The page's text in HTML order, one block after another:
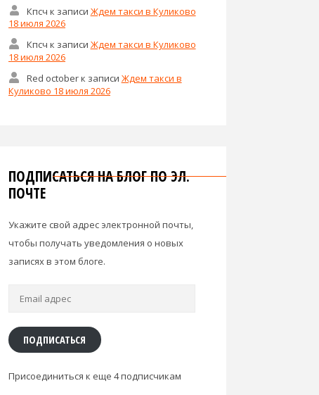
Кпсч к записи Ждем такси в Куликово
18 июля 2026
Кпсч к записи Ждем такси в Куликово
18 июля 2026
Red octoberк записи Ждем такси в
Куликово 18 июля 2026
ПОДПИСАТЬСЯ НА БЛОГ ПО ЭЛ.
ПОЧТЕ
Укажите свой адрес электронной почты,
чтобы получать уведомления о новых
записях в этом блоге.
ПОДПИСАТЬСЯ
Присоединиться к еще 4 подписчикам